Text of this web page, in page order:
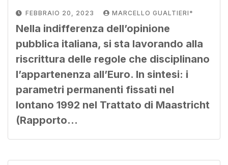
FEBBRAIO 20, 2023 MARCELLO GUALTIERI*
Nella indifferenza dell’opinione
pubblica italiana, si sta lavorando alla
riscrittura delle regole che disciplinano
l’appartenenza all’Euro. In sintesi: i
parametri permanenti fissati nel
lontano 1992 nel Trattato di Maastricht
(Rapporto…